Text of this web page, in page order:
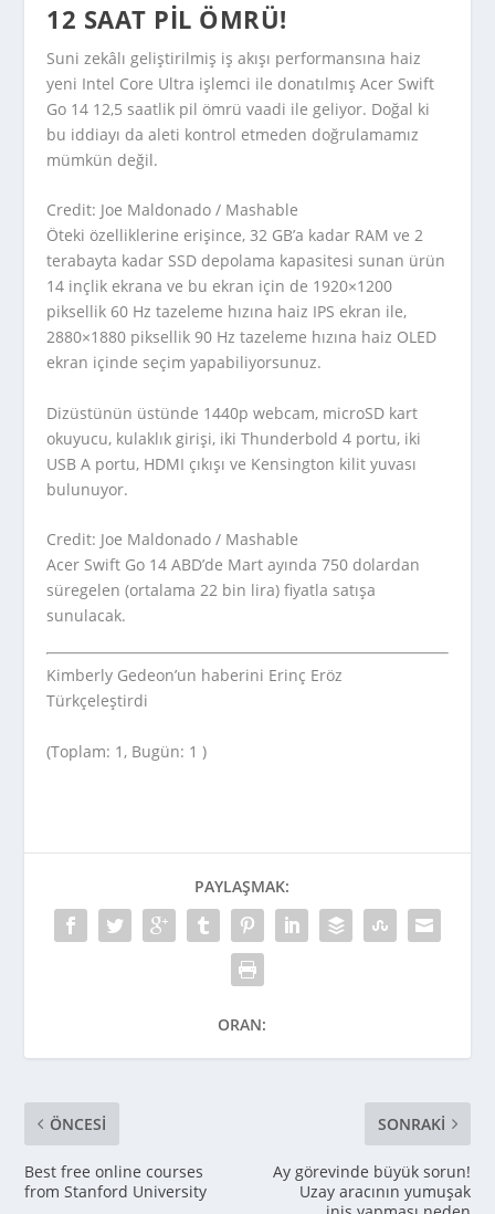
12 SAAT PIL ÖMRÜ!
Suni zekâlı geliştirilmiş iş akışı performansına haiz
yeni Intel Core Ultra işlemci ile donatılmış Acer Swift
Go 14 12,5 saatlik pil ömrü vaadi ile geliyor. Doğal ki
bu iddiayı da aleti kontrol etmeden doğrulamamız
mümkün değil.
Credit: Joe Maldonado / Mashable
Öteki özelliklerine erişince, 32 GB’a kadar RAM ve 2
terabayta kadar SSD depolama kapasitesi sunan ürün
14 inçlik ekrana ve bu ekran için de 1920×1200
piksellik 60 Hz tazeleme hızına haiz IPS ekran ile,
2880×1880 piksellik 90 Hz tazeleme hızına haiz OLED
ekran içinde seçim yapabiliyorsunuz.
Dizüstünün üstünde 1440p webcam, microSD kart
okuyucu, kulaklık girişi, iki Thunderbold 4 portu, iki
USB A portu, HDMI çıkışı ve Kensington kilit yuvası
bulunuyor.
Credit: Joe Maldonado / Mashable
Acer Swift Go 14 ABD’de Mart ayında 750 dolardan
süregelen (ortalama 22 bin lira) fiyatla satışa
sunulacak.
Kimberly Gedeon’un haberini Erinç Eröz
Türkçeleştirdi
(Toplam: 1, Bugün: 1 )
PAYLAŞMAK:
ORAN:
ÖNCESI
Best free online courses
from Stanford University
SONRAKI
Ay görevinde büyük sorun!
Uzay aracının yumuşak